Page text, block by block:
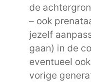
de
– ook
jezelf
gaan) in de
eventueel
vorige